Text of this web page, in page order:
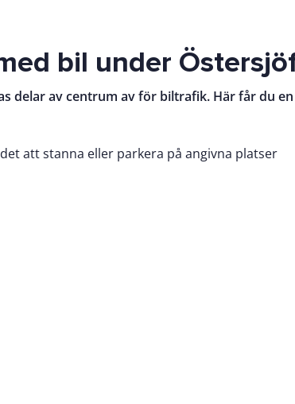
bil under
delar av centrum av för biltrafik. Här får du
att stanna eller parkera på angivna platser